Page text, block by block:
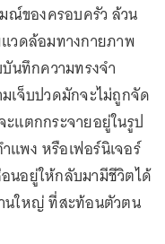
มณ์ของครอบครัว ล้วน
แวดล้อมทางกายภาพ
นทึกความทรงจำ
เจ็บปวดมักจะไม่ถูกจัด
ะแตกกระจายอยู่ในรูป
แพง หรือเฟอร์นิเจอร์
นอยู่ให้กลับมามีชีวิตได้
นใหญ่ ที่สะท้อนตัวตน